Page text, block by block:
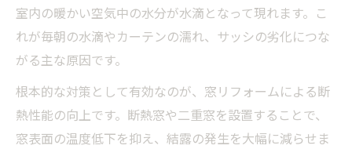
室内の暖かい空気中の水分が水滴となって現れます。こ
れが毎朝の水滴やカーテンの濡れ、サッシの劣化につな
がる主な原因です。
根本的な対策として有効なのが、窓リフォームによる断
熱性能の向上です。断熱窓や二重窓を設置することで、
窓表面の温度低下を抑え、結露の発生を大幅に減らせま